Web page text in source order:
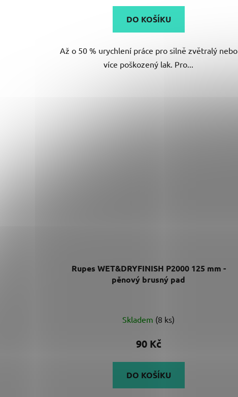
5,0
z
hvězdiček.
DO KOŠÍKU
Až o 50 % urychlení práce pro silně zvětralý nebo
více poškozený lak. Pro...
Rupes WET&DRYFINISH P2000 125 mm -
pěnový brusný pad
Skladem (8 ks)
90 Kč
DO KOŠÍKU